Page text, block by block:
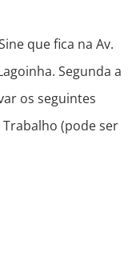
que fica na Av.
Segunda a
os seguintes
Trabalho (pode ser